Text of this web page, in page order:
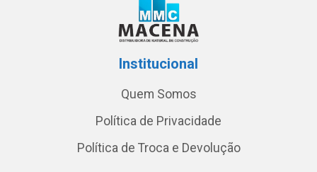
Institucional
Quem Somos
Política de Privacidade
Política de Troca e Devolução